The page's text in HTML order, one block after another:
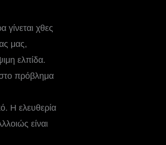
χθες
μας,
ελπίδα.
πρόβλημα
Η ελευθερία
είναι